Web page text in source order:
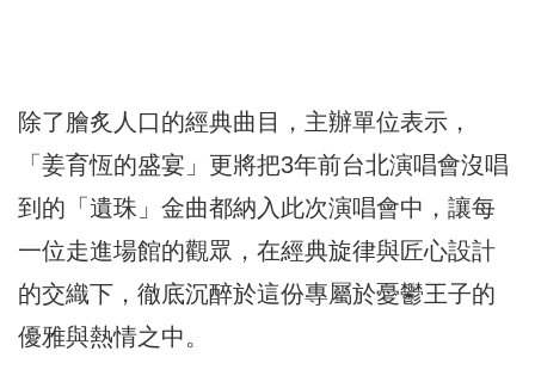
除了膾炙人口的經典曲目，主辦單位表示，
「姜育恆的盛宴」更將把3年前台北演唱會沒唱
到的「遺珠」金曲都納入此次演唱會中，讓每
一位走進場館的觀眾，在經典旋律與匠心設計
的交織下，徹底沉醉於這份專屬於憂鬱王子的
優雅與熱情之中。